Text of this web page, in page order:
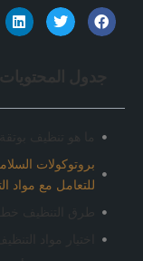
بروتوكولات
للتعامل مع مواد